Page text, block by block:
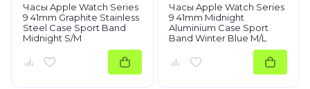
Часы Apple Watch Series
9 41mm Graphite Stainless
Steel Case Sport Band
Midnight S/M
Часы Apple Watch Series
9 41mm Midnight
Aluminium Case Sport
Band Winter Blue M/L